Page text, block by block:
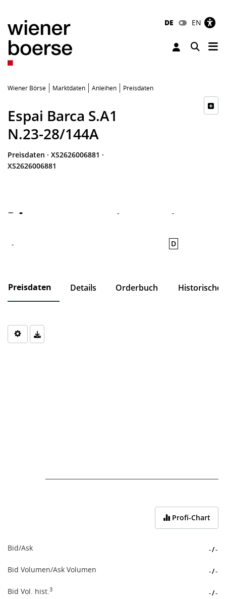
DE EN
Toggle
Wiener Börse Marktdaten Anleihen Preisdaten
Espai Barca S.A1
N.23-28/144A
Preisdaten · XS2626006881 ·
XS2626006881
- - -
- D
Preisdaten Details Orderbuch Historische
Chart
Profi-Chart
Bid/Ask -/-
Bid Volumen/Ask Volumen -/-
Bid Vol. hist.3 -/-